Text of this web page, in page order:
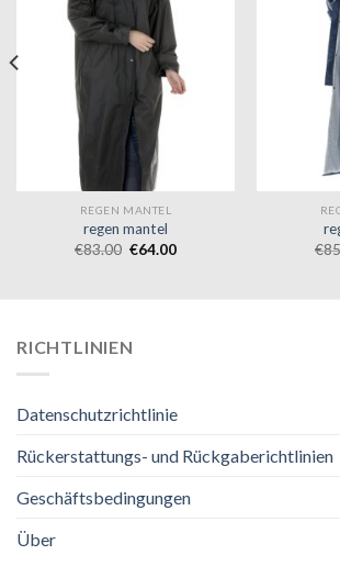
REGEN MANTEL
regen mantel
€83.00 €64.00
€
RICHTLINIEN
Datenschutzrichtlinie
Rückerstattungs- und Rückgaberichtlinien
Geschäftsbedingungen
Über